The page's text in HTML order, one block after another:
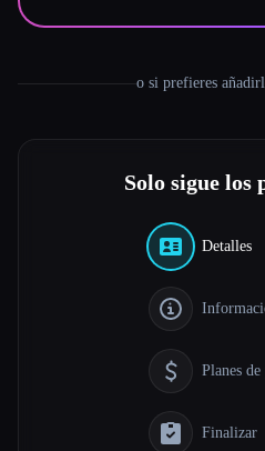
o si prefieres
Solo sigue los
Detalles
Planes
Finalizar